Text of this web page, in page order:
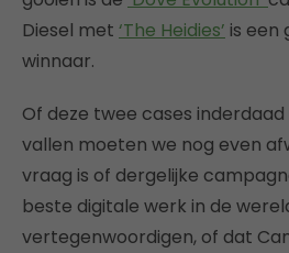
Diesel met ‘The Heidies’ is een
winnaar.
Of deze twee cases
vallen moeten we nog even
vraag is of dergelijke
beste digitale werk in de
vertegenwoordigen, of dat